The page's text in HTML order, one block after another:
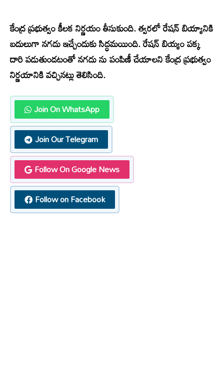
కేంద్ర ప్రభుత్వం కీలక నిర్ణయం తీసుకుంది. త్వరలో రేషన్ బియ్యానికి
బదులుగా నగదు ఇచ్చేందుకు సిద్ధమయింది. రేషన్ బియ్యం పక్క
దారి పడుతుండటంతో నగదు ను పంపిణీ చేయాలని కేంద్ర ప్రభుత్వం
నిర్ణయానికి వచ్చినట్లు తెలిసింది.
Join On WhatsApp
Join Our Telegram
Follow On Google News
Follow on Facebook